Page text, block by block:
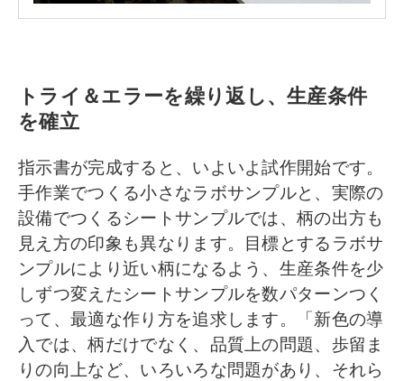
トライ＆エラーを繰り返し、生産条件
を確立
指示書が完成すると、いよいよ試作開始です。
手作業でつくる小さなラボサンプルと、実際の
設備でつくるシートサンプルでは、柄の出方も
見え方の印象も異なります。目標とするラボサ
ンプルにより近い柄になるよう、生産条件を少
しずつ変えたシートサンプルを数パターンつく
って、最適な作り方を追求します。「新色の導
入では、柄だけでなく、品質上の問題、歩留ま
りの向上など、いろいろな問題があり、それら